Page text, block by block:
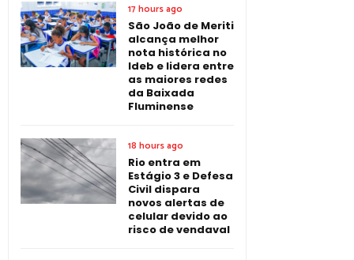
17 hours ago
São João de Meriti
alcança melhor
nota histórica no
Ideb e lidera entre
as maiores redes
da Baixada
Fluminense
18 hours ago
Rio entra em
Estágio 3 e Defesa
Civil dispara
novos alertas de
celular devido ao
risco de vendaval